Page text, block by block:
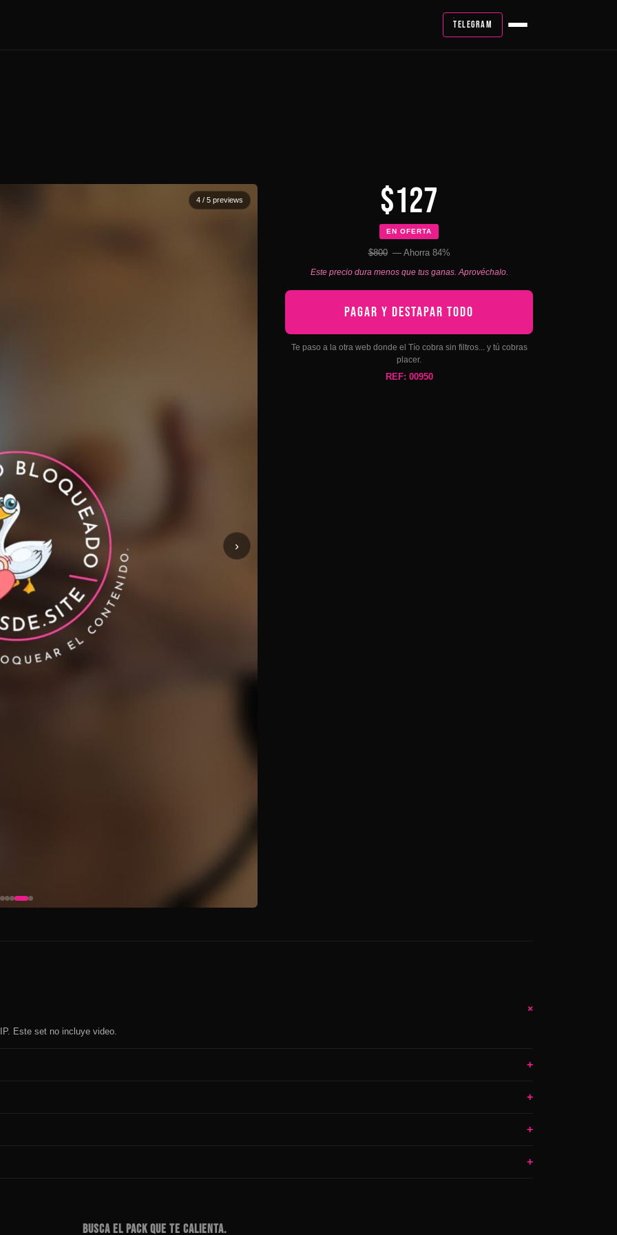
TELEGRAM
4 / 5 previews
›
$127
EN OFERTA
$800 — Ahorra 84%
Este precio dura menos que tus ganas. Aprovéchalo.
PAGAR Y DESTAPAR TODO
Te paso a la otra web donde el Tío cobra sin filtros... y tú cobras
placer.
REF: 00950
+
Este set no incluye video.
+
+
+
+
BUSCA EL PACK QUE TE CALIENTA.